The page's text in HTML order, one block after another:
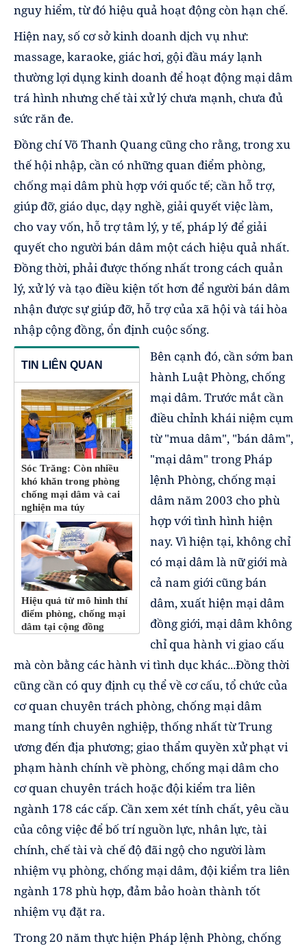
nguy hiểm, từ đó hiệu quả hoạt động còn hạn chế.
Hiện nay, số cơ sở kinh doanh dịch vụ như:
massage, karaoke, giác hơi, gội đầu máy lạnh
thường lợi dụng kinh doanh để hoạt động mại dâm
trá hình nhưng chế tài xử lý chưa mạnh, chưa đủ
sức răn đe.
Đồng chí Võ Thanh Quang cũng cho rằng, trong xu
thế hội nhập, cần có những quan điểm phòng,
chống mại dâm phù hợp với quốc tế; cần hỗ trợ,
giúp đỡ, giáo dục, dạy nghề, giải quyết việc làm,
cho vay vốn, hỗ trợ tâm lý, y tế, pháp lý để giải
quyết cho người bán dâm một cách hiệu quả nhất.
Đồng thời, phải được thống nhất trong cách quản
lý, xử lý và tạo điều kiện tốt hơn để người bán dâm
nhận được sự giúp đỡ, hỗ trợ của xã hội và tái hòa
nhập cộng đồng, ổn định cuộc sống.
TIN LIÊN QUAN
Sóc Trăng: Còn nhiều
khó khăn trong phòng
chống mại dâm và cai
nghiện ma túy
Hiệu quả từ mô hình thí
điểm phòng, chống mại
dâm tại cộng đồng
Bên cạnh đó, cần sớm ban
hành Luật Phòng, chống
mại dâm. Trước mắt cần
điều chỉnh khái niệm cụm
từ "mua dâm", "bán dâm",
"mại dâm" trong Pháp
lệnh Phòng, chống mại
dâm năm 2003 cho phù
hợp với tình hình hiện
nay. Vì hiện tại, không chỉ
có mại dâm là nữ giới mà
cả nam giới cũng bán
dâm, xuất hiện mại dâm
đồng giới, mại dâm không
chỉ qua hành vi giao cấu
mà còn bằng các hành vi tình dục khác...Đồng thời
cũng cần có quy định cụ thể về cơ cấu, tổ chức của
cơ quan chuyên trách phòng, chống mại dâm
mang tính chuyên nghiệp, thống nhất từ Trung
ương đến địa phương; giao thẩm quyền xử phạt vi
phạm hành chính về phòng, chống mại dâm cho
cơ quan chuyên trách hoặc đội kiểm tra liên
ngành 178 các cấp. Cần xem xét tính chất, yêu cầu
của công việc để bố trí nguồn lực, nhân lực, tài
chính, chế tài và chế độ đãi ngộ cho người làm
nhiệm vụ phòng, chống mại dâm, đội kiểm tra liên
ngành 178 phù hợp, đảm bảo hoàn thành tốt
nhiệm vụ đặt ra.
Trong 20 năm thực hiện Pháp lệnh Phòng, chống